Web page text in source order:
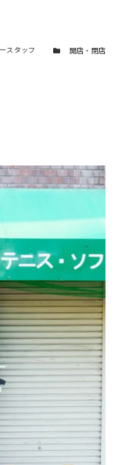
スタッフ カテゴリー開店・閉店